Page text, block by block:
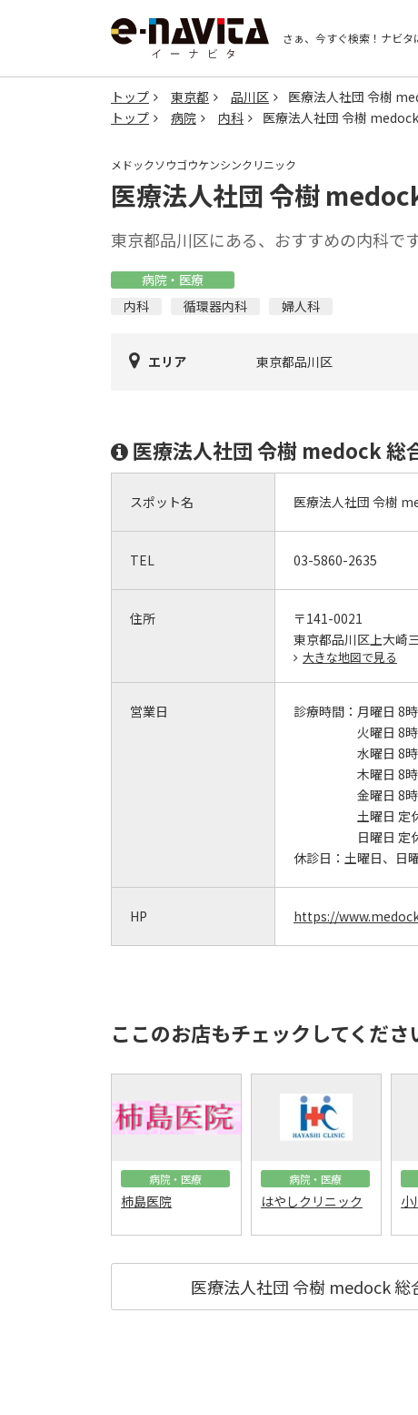
さぁ、今すぐ検索！ ナビタ
トップ 東京都 品川区
医療法人社団 令樹
トップ
病院 内科 医療法人社団 令樹
メドックソウゴウケンシンクリニック
医療法人社団 令樹
東京都品川区にある、おすすめの内科で
病院・医療
内科
循環器内科 婦人科
エリア 東京都品川区
医療法人社団 令樹 medock 総
スポット名 医療法人社団 令樹
TEL 03-5860-2635
住所
〒141-0021
東京都品川区上大崎
大きな地図で見る
営業日 診療時間： 月曜日 8
火曜日 8
水曜日 8
木曜日 8
金曜日 8
土曜日 定
日曜日 定
休診日： 土曜日、日
HP https://
ここのお店もチェックしてくださ
病院・医療
柿島医院
病院・医療
はやしクリニック 小
医療法人社団 令樹 medock